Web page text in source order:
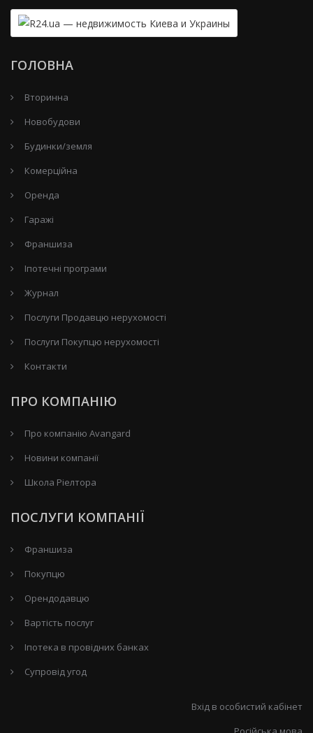
ГОЛОВНА
Вторинна
Новобудови
Будинки/земля
Комерційна
Оренда
Гаражі
Франшиза
Іпотечні програми
Журнал
Послуги Продавцю нерухомості
Послуги Покупцю нерухомості
Контакти
ПРО КОМПАНІЮ
Про компанію Avangard
Новини компанії
Школа Ріелтора
ПОСЛУГИ КОМПАНІЇ
Франшиза
Покупцю
Орендодавцю
Вартість послуг
Іпотека в провідних банках
Супровід угод
Вхід в особистий кабінет